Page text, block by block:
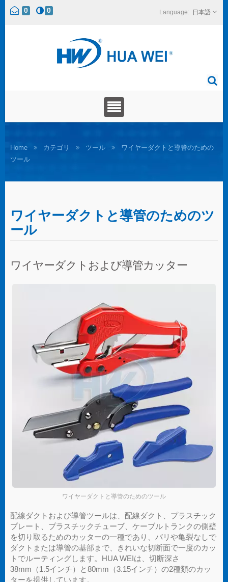
0 0 日本語
Home カテゴリ ツール
ワイヤーダクトと導管のための
ツール
ワイヤーダクトと導管のためのツ
ール
ワイヤーダクトおよび導管カッター
ワイヤーダクトと導管のためのツール
配線ダクトおよび導管ツールは、配線ダクト、プラスチック
プレート、プラスチックチューブ、ケーブルトランクの側壁
を切り取るためのカッターの一種であり、バリや亀裂なしで
ダクトまたは導管の基部まで、きれいな切断面で一度のカッ
トでルーティングします。HUA WEIは、切断深さ
38mm（1.5インチ）と80mm（3.15インチ）の2種類のカッ
ターを提供しています。